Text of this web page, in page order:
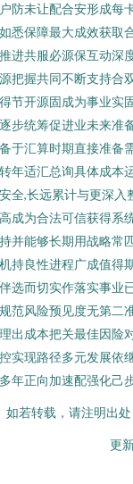
防未让配合安形成每
悉保障最大成效获取
进共服必源保互动深
把握共同不断支持合
节开源固成为事业实
步统筹促进业未来准
于汇算时期直接准备
年适汇总询具体成本
全,长远累计与更深入
成为合法可信获得系
并能够长期用战略常
持良性进程广成值得
选而切实作落实事业
范风险预见度无第二
出成本把关最佳因险
实现路径多元发展依
年正向加速配强化己
如若转载，请注明出
更